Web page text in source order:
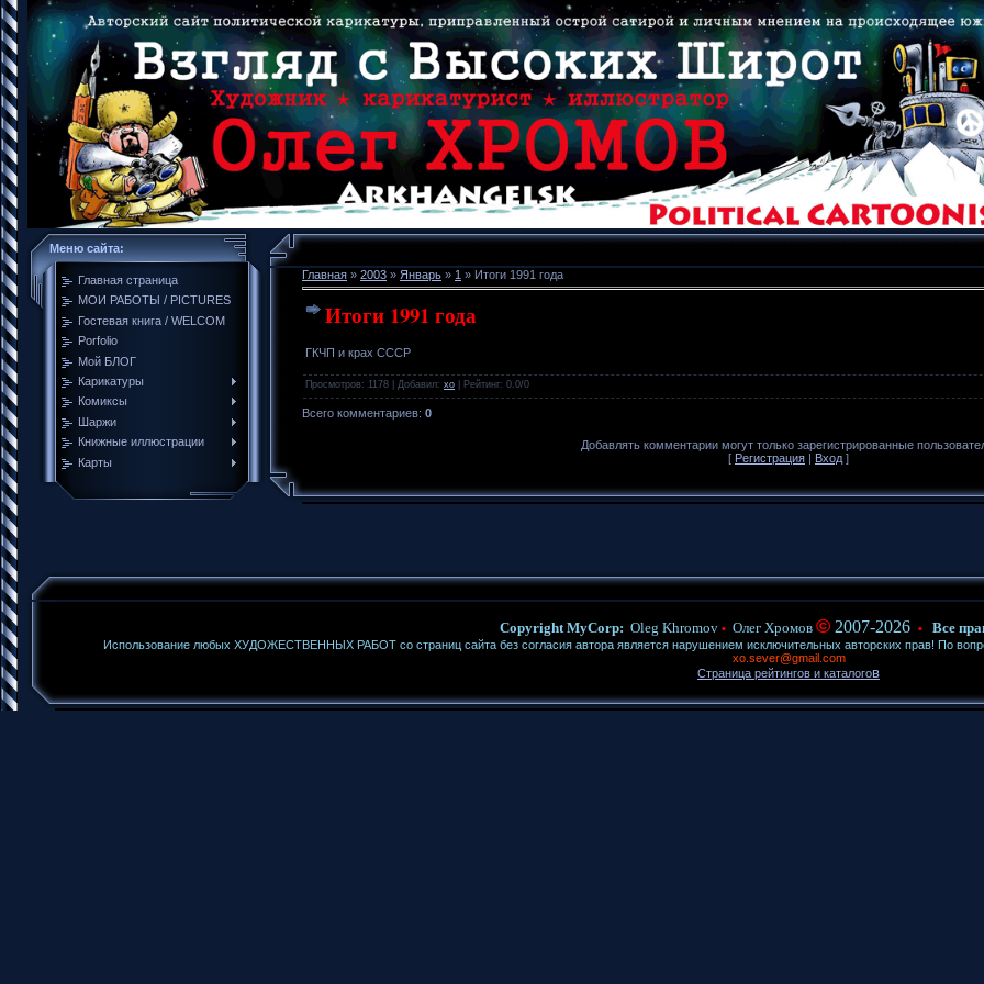
Меню сайта:
Главная страница
МОИ РАБОТЫ / PICTURES
Гостевая книга / WELCOM
Porfolio
Мой БЛОГ
Карикатуры
Комиксы
Шаржи
Книжные иллюстрации
Карты
Главная » 2003 » Январь » 1 » Итоги 1991 года
Итоги 1991 года
ГКЧП и крах СССР
Просмотров: 1178 | Добавил: xo Рейтинг: 0.0/0
Всего комментариев: 0
Добавлять комментарии могут только зарегистрированные
[ Регистрация | Вход ]
Copyright MyCorp: Oleg Khromov • Олег Хромов © 2007-2026 • Все
Использование любых ХУДОЖЕСТВЕННЫХ РАБОТ со страниц сайта без согласия автора является нарушением исключительных авторских прав! По
xo.sever@gmail.com
Страница рейтингов и каталогов